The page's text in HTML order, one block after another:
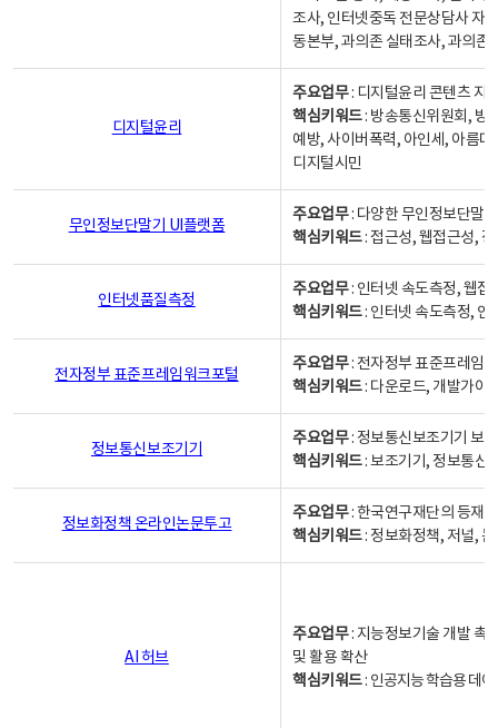
조사, 인터넷중독 전문상담사 자
동본부, 과의존 실태조사, 과의존
디지털윤리
주요업무: 디지털윤리 콘텐츠 지
핵심키워드: 방송통신위원회, 방
예방, 사이버폭력, 아인세, 아름
디지털시민
무인정보단말기 UI플랫폼
주요업무: 다양한 무인정보단말
핵심키워드: 접근성, 웹접근성,
인터넷품질측정
주요업무: 인터넷 속도측정, 웹접
핵심키워드: 인터넷 속도측정, 인
전자정부 표준프레임워크포털
주요업무: 전자정부 표준프레임
핵심키워드: 다운로드, 개발가이
정보통신보조기기
주요업무: 정보통신보조기기 보
핵심키워드: 보조기기, 정보통신
정보화정책 온라인논문투고
주요업무: 한국연구재단의 등재
핵심키워드: 정보화정책, 저널,
AI 허브
주요업무: 지능정보기술 개발 촉
및 활용 확산
핵심키워드: 인공지능 학습용 데